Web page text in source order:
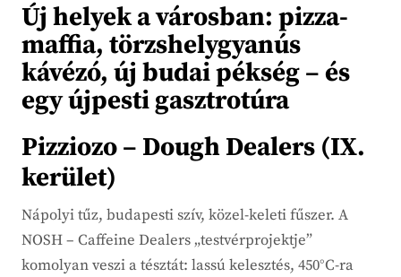
Új helyek a városban: pizza-
maffia, törzshelygyanús
kávézó, új budai pékség – és
egy újpesti gasztrotúra
Pizziozo – Dough Dealers (IX.
kerület)
Nápolyi tűz, budapesti szív, közel-keleti fűszer. A
NOSH – Caffeine Dealers „testvérprojektje”
komolyan veszi a tésztát: lassú kelesztés, 450°C-ra